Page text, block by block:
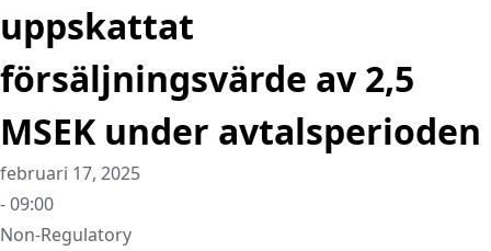
uppskattat
försäljningsvärde av 2,5
MSEK under avtalsperioden
februari 17, 2025
- 09:00
Non-Regulatory